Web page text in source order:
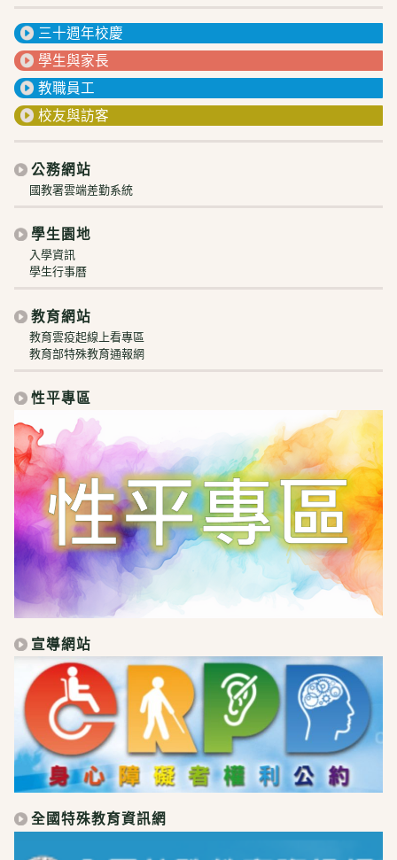
三十週年校慶
學生與家長
教職員工
校友與訪客
公務網站
國教署雲端差勤系統
學生園地
入學資訊
學生行事曆
教育網站
教育雲疫起線上看專區
教育部特殊教育通報網
性平專區
宣導網站
全國特殊教育資訊網